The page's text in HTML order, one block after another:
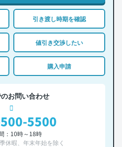
引き渡し時期を確認
値引き交渉したい
購入申請
お問い合わせ
5500
：10時～18時
休暇、年末年始を除く